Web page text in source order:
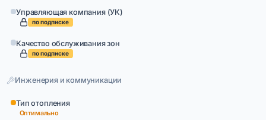
Управляющая компания (УК)
по подписке
Качество обслуживания зон
по подписке
Инженерия и коммуникации
Тип отопления
Оптимально